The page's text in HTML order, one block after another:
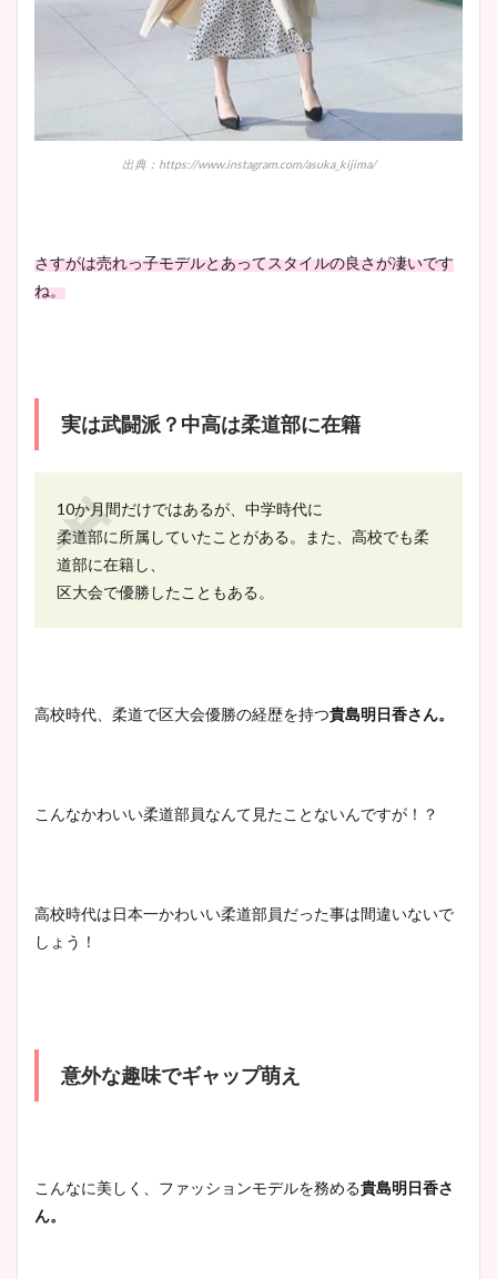
出典：https://www.instagram.com/asuka_kijima/
さすがは売れっ子モデルとあってスタイルの良さが凄いです
ね。
実は武闘派？中高は柔道部に在籍
10か月間だけではあるが、中学時代に
柔道部に所属していたことがある。また、高校でも柔
道部に在籍し、
区大会で優勝したこともある。
高校時代、柔道で区大会優勝の経歴を持つ貴島明日香さん。
こんなかわいい柔道部員なんて見たことないんですが！？
高校時代は日本一かわいい柔道部員だった事は間違いないで
しょう！
意外な趣味でギャップ萌え
こんなに美しく、ファッションモデルを務める貴島明日香さ
ん。